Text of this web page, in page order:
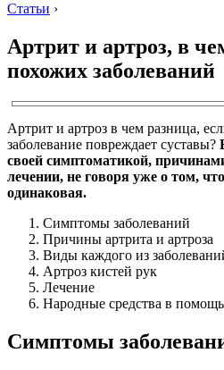
Статьи ›
Артрит и артроз, в
похожих заболеваний
Артрит и артроз в чем разница,
заболевание повреждает суставы?
своей симптоматикой,
лечении, не говоря уже о том,
одинаковая.
Симптомы заболеваний
Причины артрита и артроза
Виды каждого из
Артроз кистей рук
Лечение
Народные средства в помощь
Симптомы